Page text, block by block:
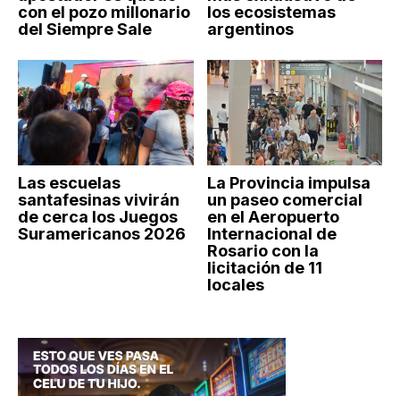
con el pozo millonario
del Siempre Sale
los ecosistemas
argentinos
Las escuelas
santafesinas vivirán
de cerca los Juegos
Suramericanos 2026
La Provincia impulsa
un paseo comercial
en el Aeropuerto
Internacional de
Rosario con la
licitación de 11
locales